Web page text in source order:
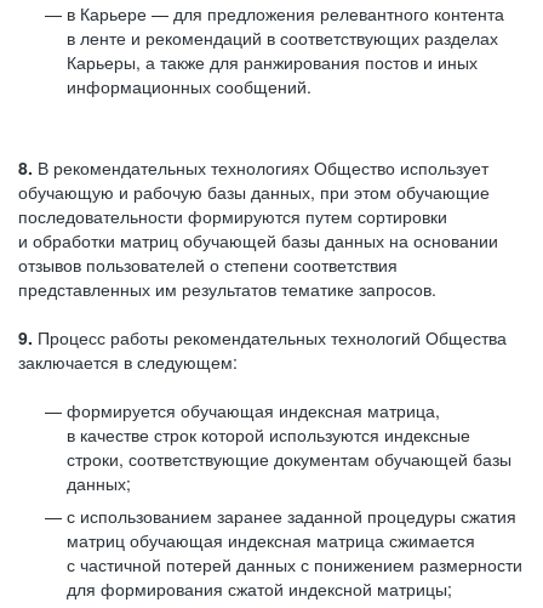
в Карьере — для предложения релевантного контента
в ленте и рекомендаций в соответствующих разделах
Карьеры, а также для ранжирования постов и иных
информационных сообщений.
8. В рекомендательных технологиях Общество использует
обучающую и рабочую базы данных, при этом обучающие
последовательности формируются путем сортировки
и обработки матриц обучающей базы данных на основании
отзывов пользователей о степени соответствия
представленных им результатов тематике запросов.
9. Процесс работы рекомендательных технологий Общества
заключается в следующем:
формируется обучающая индексная матрица,
в качестве строк которой используются индексные
строки, соответствующие документам обучающей базы
данных;
с использованием заранее заданной процедуры сжатия
матриц обучающая индексная матрица сжимается
с частичной потерей данных с понижением размерности
для формирования сжатой индексной матрицы;